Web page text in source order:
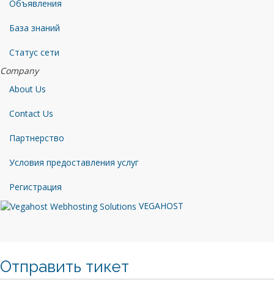
Объявления
База знаний
Статус сети
Company
About Us
Contact Us
Партнерство
Условия предоставления услуг
Регистрация
VEGAHOST
Отправить тикет